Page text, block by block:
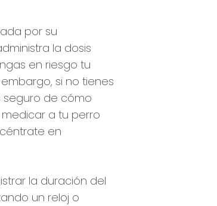
por su
la dosis
en riesgo tu
si no tienes
de cómo
a tu perro
en
la duración del
un reloj o